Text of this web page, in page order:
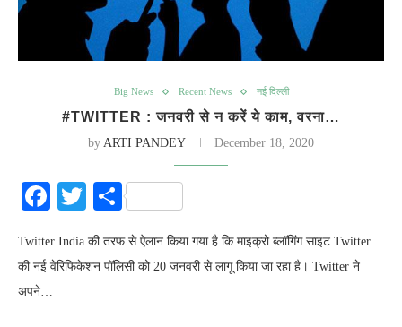
Big News Recent News नई दिल्ली
#TWITTER : जनवरी से न करें ये काम, वरना…
by ARTI PANDEY December 18, 2020
Facebook
Twitter
Share
Twitter India की तरफ से ऐलान किया गया है कि माइक्रो ब्लॉगिंग साइट Twitter
की नई वेरिफिकेशन पॉलिसी को 20 जनवरी से लागू किया जा रहा है। Twitter ने
अपने…